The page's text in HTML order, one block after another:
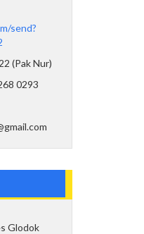
send?
(Pak Nur)
0293
Glodok